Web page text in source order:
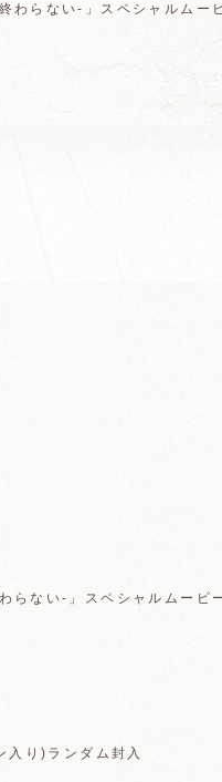
わらない-」スペシャルム
らない-」スペシャルムービ
り)ランダム封入